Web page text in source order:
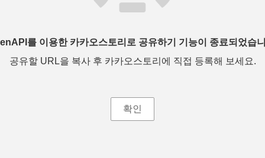
를 이용한 카카오스토리로 공유하기 기능이 종료되었습
공유할 URL을 복사 후 카카오스토리에 직접 등록해 보세요.
확인